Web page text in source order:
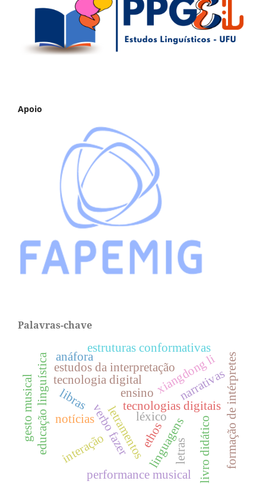
Apoio
Palavras-chave
linguagens
letramentos
ensino
tecnologia digital
educação linguística tecnologias digitais
xiangdong li
estudos da interpretação formação de intérpretes
narrativas
interaçãoverbo fazer
anáfora
estruturas conformativas
livro didático
performance musical
gesto musical ethos
léxico
libras
notícias
letras